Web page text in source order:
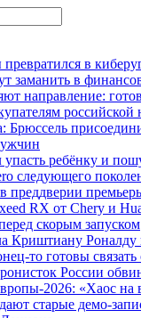
в
заманить в
направление:
российской
Брюссель
упасть ребёнку и
следующего
преддверии
RX от Chery и
скорым запуском
Криштиану
то готовы связать
России
2026: «Хаос на
старые демо-